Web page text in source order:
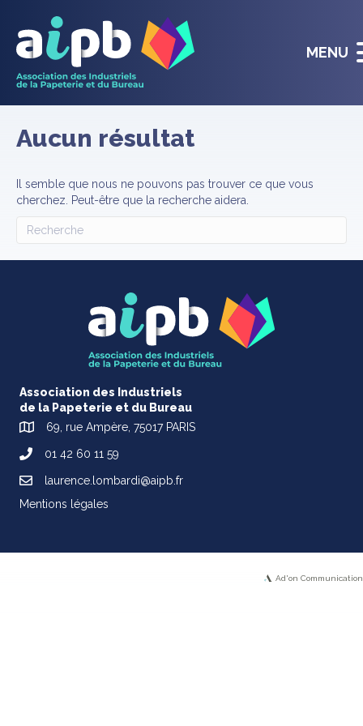
MENU
Aucun résultat
Il semble que nous ne pouvons pas trouver ce que vous
cherchez. Peut-être que la recherche aidera.
Association des Industriels
de la Papeterie et du Bureau
69, rue Ampère, 75017 PARIS
01 42 60 11 59
laurence.lombardi@aipb.fr
Mentions légales
Ad'on Communication